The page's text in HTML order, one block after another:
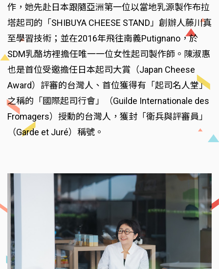
作，她先赴日本跟隨亞洲第一位以當地乳源製作布拉
塔起司的「SHIBUYA CHEESE STAND」創辦人藤川真
至學習技術；並在2016年飛往南義Putignano，於
SDM乳酪坊裡擔任唯一一位女性起司製作師。陳淑惠
也是首位受邀擔任日本起司大賞（Japan Cheese
Award）評審的台灣人、首位獲得有「起司名人堂」
之稱的「國際起司行會」（Guilde Internationale des
Fromagers）授勳的台灣人，獲封「衛兵與評審員」
（Garde et Juré）稱號。